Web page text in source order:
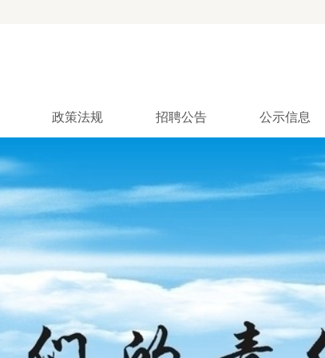
政策法规 招聘公告 公示信息